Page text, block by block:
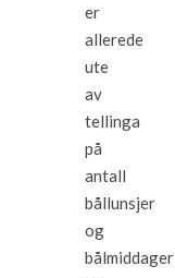
er
allerede
ute
av
tellinga
på
antall
bållunsjer
og
bålmiddager